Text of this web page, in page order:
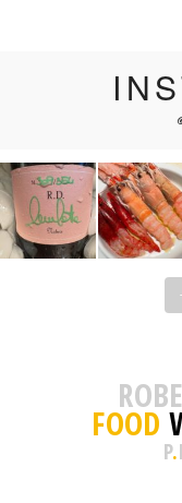
FOOD
P.